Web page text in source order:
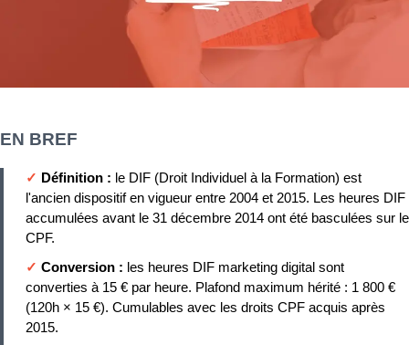
EN BREF
✓ Définition : le DIF (Droit Individuel à la Formation) est
l'ancien dispositif en vigueur entre 2004 et 2015. Les heures DIF
accumulées avant le 31 décembre 2014 ont été basculées sur le
CPF.
✓ Conversion : les heures DIF marketing digital sont
converties à 15 € par heure. Plafond maximum hérité : 1 800 €
(120h × 15 €). Cumulables avec les droits CPF acquis après
2015.